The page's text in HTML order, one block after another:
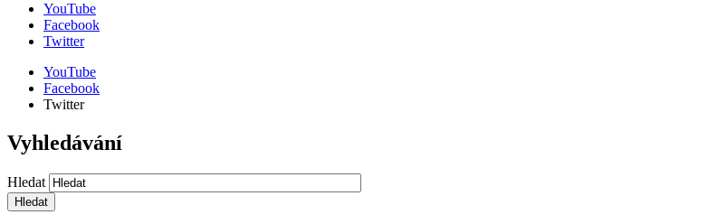
YouTube
Facebook
Twitter
YouTube
Facebook
Twitter
Vyhledávání
Hledat